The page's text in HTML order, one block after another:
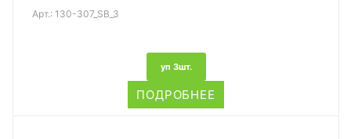
Арт.: 130-307_SB_3
уп 3шт.
ПОДРОБНЕЕ